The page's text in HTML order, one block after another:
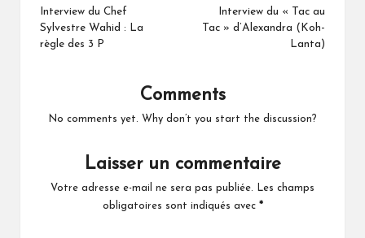
navigation
Interview du Chef
Sylvestre Wahid : La
règle des 3 P
Interview du « Tac au
Tac » d’Alexandra (Koh-
Lanta)
Comments
No comments yet. Why don’t you start the discussion?
Laisser un commentaire
Votre adresse e-mail ne sera pas publiée.
Les champs
obligatoires sont indiqués avec *